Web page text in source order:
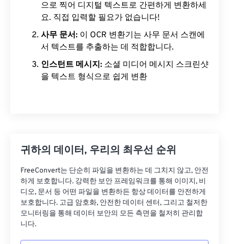
으로 찍어 디지털 텍스트로 간편하게 변환하세
요. 직접 입력할 필요가 없습니다!
사무 문서: 이 OCR 변환기는 사무 문서 스캔에
서 텍스트를 추출하는 데 적합합니다.
인스턴트 메시지: 소셜 미디어 메시지 스크린샷
을 텍스트 형식으로 쉽게 변환
귀하의 데이터, 우리의 최우선 순위
FreeConvert는 단순히 파일을 변환하는 데 그치지 않고, 안전
하게 보호합니다. 강력한 보안 프레임워크를 통해 이미지, 비
디오, 문서 등 어떤 파일을 변환하든 항상 데이터를 안전하게
보호합니다. 고급 암호화, 안전한 데이터 센터, 그리고 철저한
모니터링을 통해 데이터 보안의 모든 측면을 철저히 관리합
니다.